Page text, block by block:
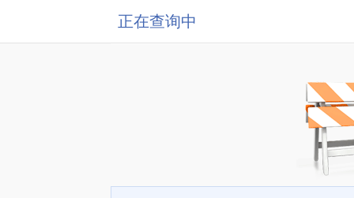
正在查询中